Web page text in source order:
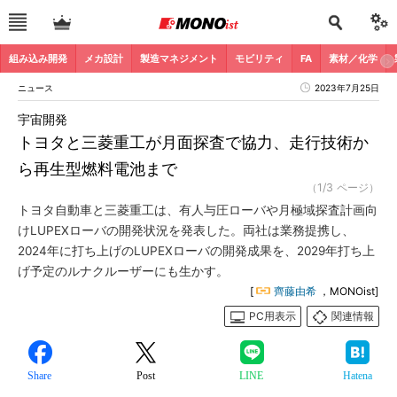
組み込み開発 メカ設計 製造マネジメント モビリティ FA 素材／化学
ニュース 2023年7月25日
トヨタと三菱重工が月面探査で協力、走行技術か
ら再生型燃料電池まで
宇宙開発
（1/3 ページ）
トヨタ自動車と三菱重工は、有人与圧ローバや月極域探査計画向
けLUPEXローバの開発状況を発表した。両社は業務提携し、
2024年に打ち上げのLUPEXローバの開発成果を、2029年打ち上
げ予定のルナクルーザーにも生かす。
[ 齊藤由希 ，MONOist]
PC用表示
関連情報
Share Post LINE Hatena